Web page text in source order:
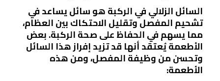
السائل الزلالي في الركبة هو سائل يساعد في
تشحيم المفصل وتقليل الاحتكاك بين العظام،
مما يسهم في الحفاظ على صحة الركبة. بعض
الأطعمة يُعتقد أنها قد تزيد إفراز هذا السائل
وتحسن من وظيفة المفصل، ومن هذه
الأطعمة: